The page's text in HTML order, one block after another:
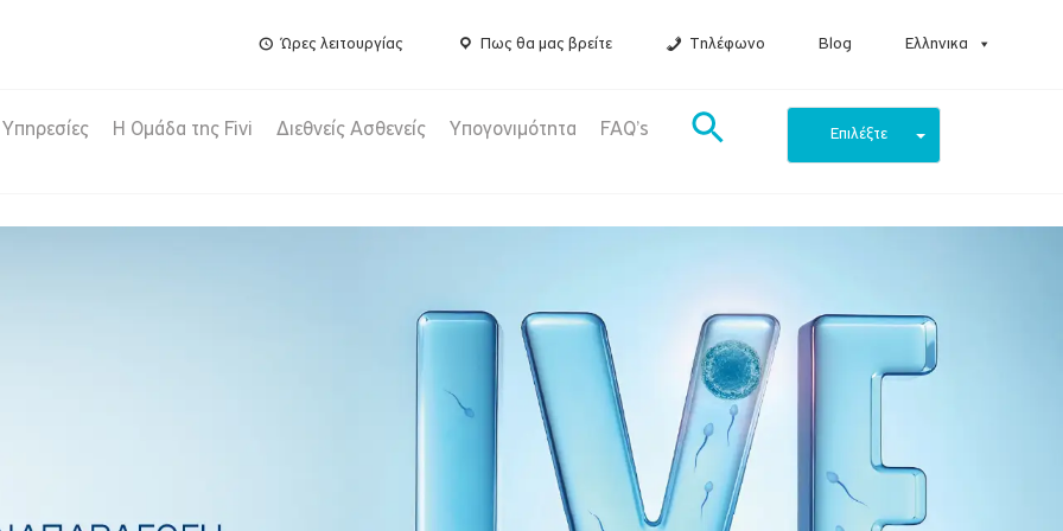
Ώρες λειτουργίας Πως θα μας βρείτε Τηλέφωνο Blog Ελληνικα
Υπηρεσίες Η Ομάδα της Fivi Διεθνείς Ασθενείς Υπογονιμότητα FAQ’s Επιλέξτε
μονάδα IVF
γονιμοποίησης (IVF) είναι ένα πρωτοποριακό κέντρο στον